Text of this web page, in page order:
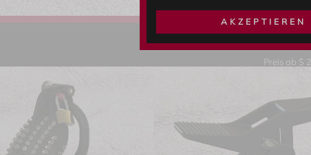
Devil's
Preis ab $
AKZEPTIEREN